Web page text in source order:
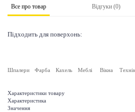
Все про товар Відгуки (0)
Підходить для поверхонь:
Шпалери Фарба Кахель Меблі Вікна
Характеристики товару
Характеристика
Значення